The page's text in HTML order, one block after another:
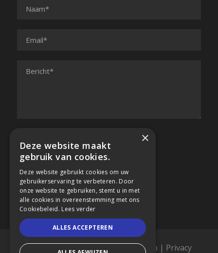
Copyright 2019, Acconfisc | Sitemap | Privacy
×
Deze website maakt
gebruik van cookies.
Deze website gebruikt cookies om uw
gebruikerservaring te verbeteren. Door
onze website te gebruiken, stemt u in met
alle cookies in overeenstemming met ons
Cookiebeleid. Lees verder
ALLES ACCEPTEREN